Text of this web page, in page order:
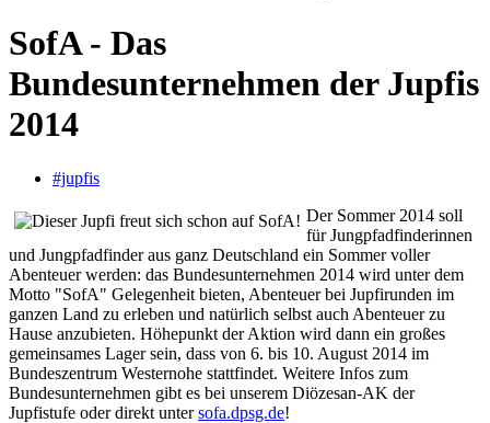
SofA - Das
Bundesunternehmen der Jupfis
2014
#jupfis
Der Sommer 2014 soll
für Jungpfadfinderinnen
und Jungpfadfinder aus ganz Deutschland ein Sommer voller
Abenteuer werden: das Bundesunternehmen 2014 wird unter dem
Motto "SofA" Gelegenheit bieten, Abenteuer bei Jupfirunden im
ganzen Land zu erleben und natürlich selbst auch Abenteuer zu
Hause anzubieten. Höhepunkt der Aktion wird dann ein großes
gemeinsames Lager sein, dass von 6. bis 10. August 2014 im
Bundeszentrum Westernohe stattfindet. Weitere Infos zum
Bundesunternehmen gibt es bei unserem Diözesan-AK der
Jupfistufe oder direkt untersofa.dpsg.de!